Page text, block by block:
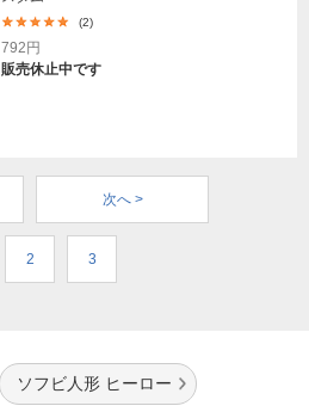
(2)
792円
販売休止中です
次へ >
2 3
ソフビ人形 ヒーロー